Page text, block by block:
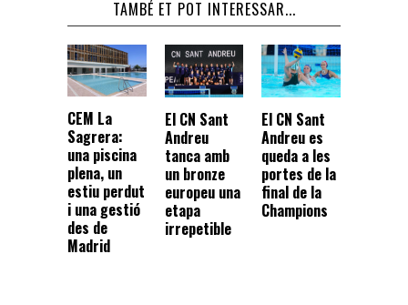
TAMBÉ ET POT INTERESSAR...
CEM La
Sagrera:
una piscina
plena, un
estiu perdut
i una gestió
des de
Madrid
El CN Sant
Andreu
tanca amb
un bronze
europeu una
etapa
irrepetible
El CN Sant
Andreu es
queda a les
portes de la
final de la
Champions